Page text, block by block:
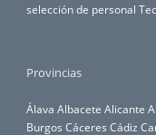
selección de personal
Provincias
Álava Albacete Alicante
Burgos Cáceres Cádiz